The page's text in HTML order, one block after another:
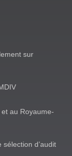
sur
au Royaume-
d’audit